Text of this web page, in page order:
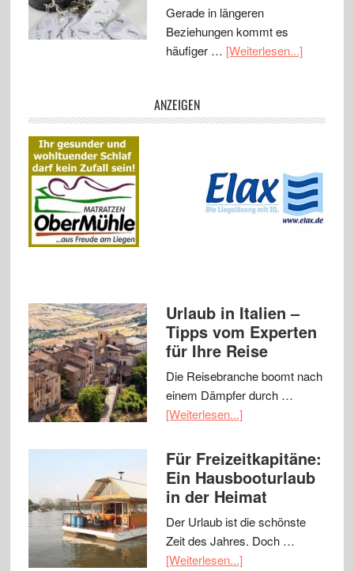
Gerade in längeren
Beziehungen kommt es
häufiger … [Weiterlesen...]
ANZEIGEN
Urlaub in Italien –
Tipps vom Experten
für Ihre Reise
Die Reisebranche boomt nach
einem Dämpfer durch …
[Weiterlesen...]
Für Freizeitkapitäne:
Ein Hausbooturlaub
in der Heimat
Der Urlaub ist die schönste
Zeit des Jahres. Doch …
[Weiterlesen...]